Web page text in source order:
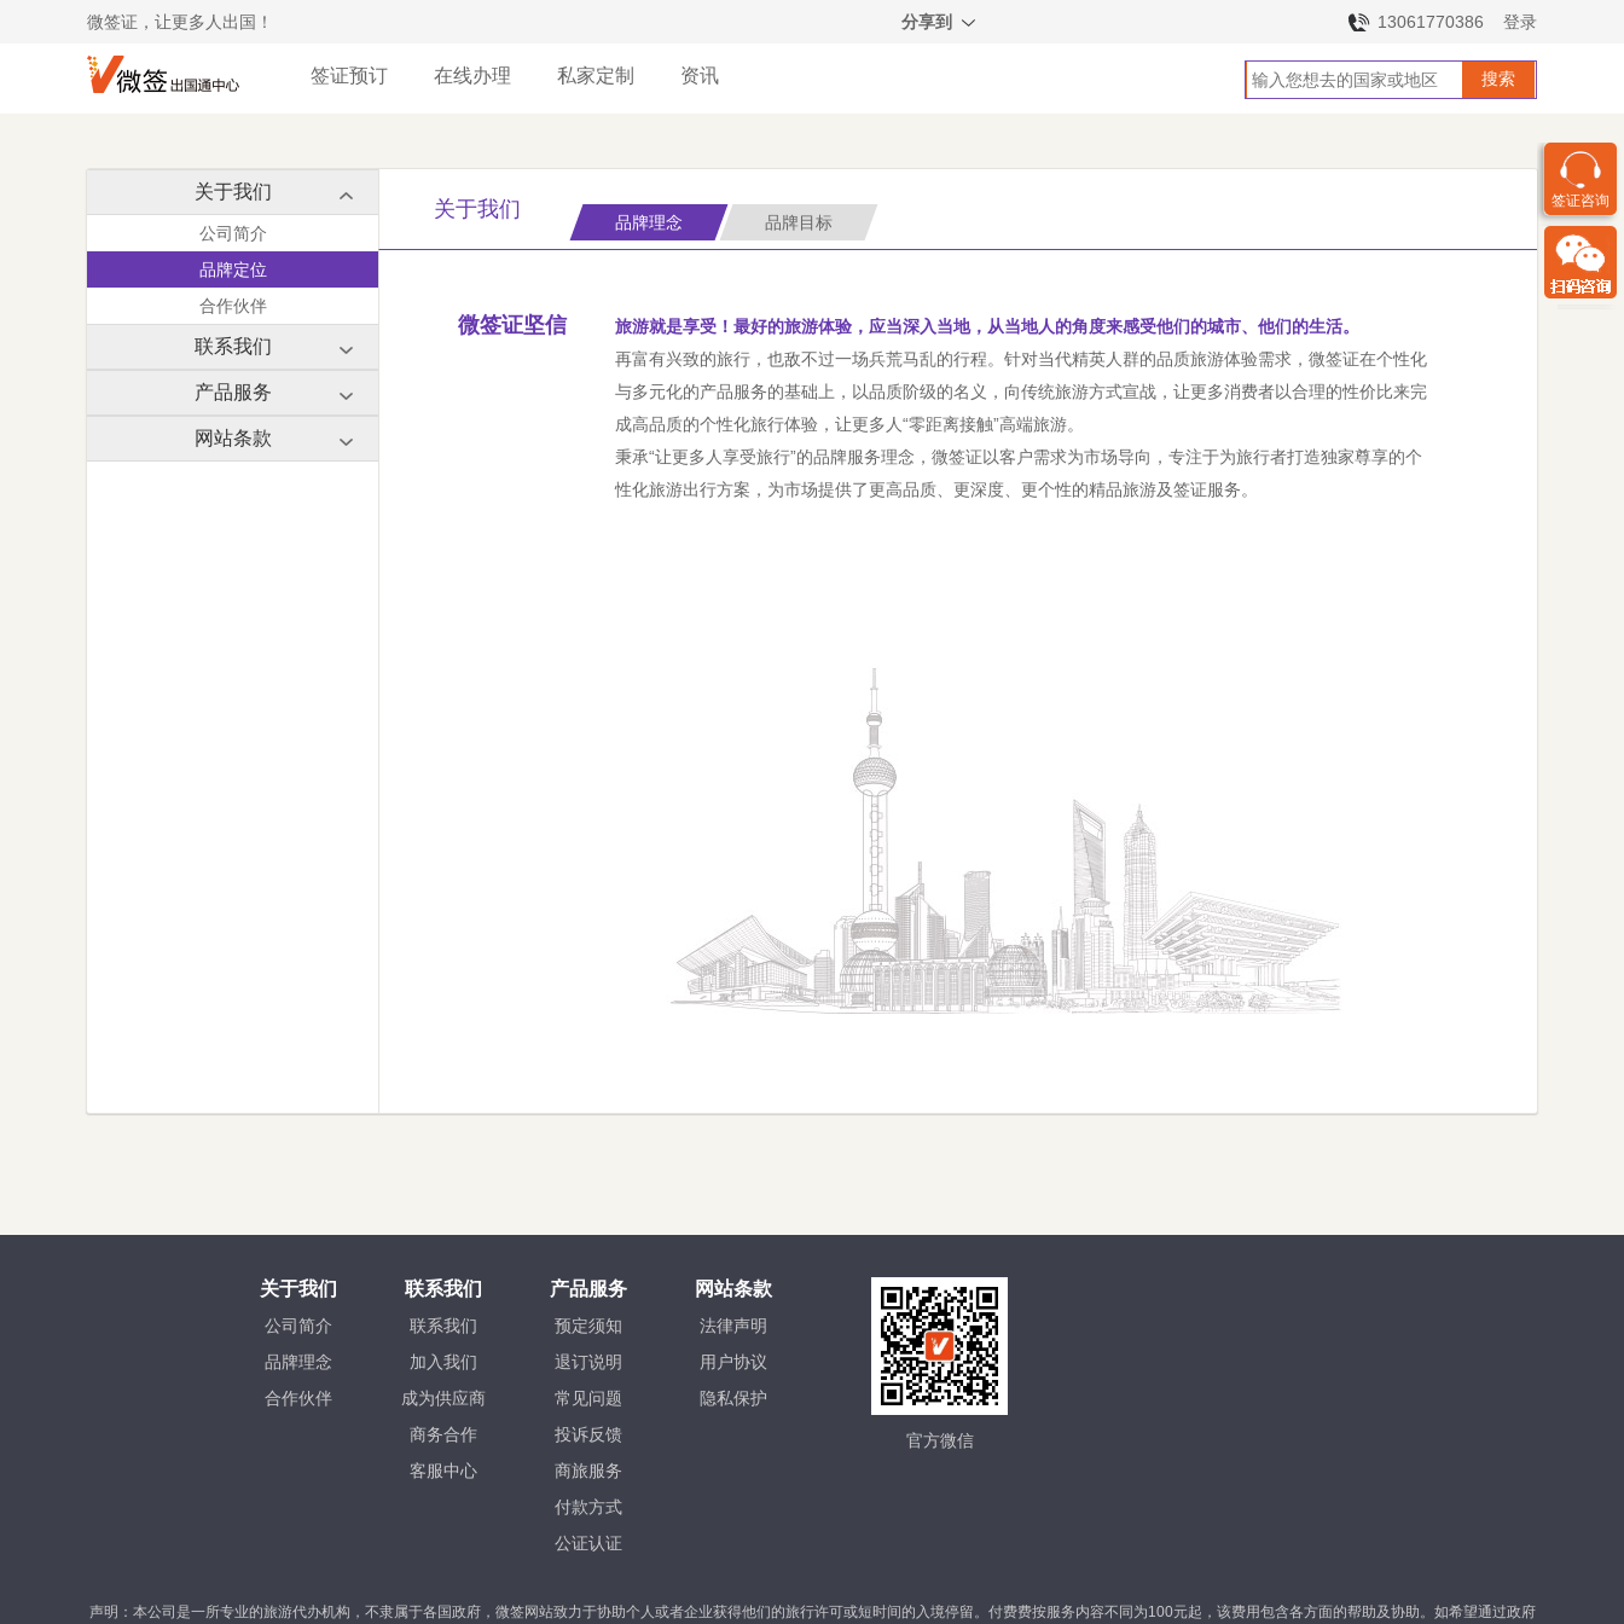
微签证，让更多人出国！ 分享到 13061770386 登录
签证预订 在线办理 私家定制 资讯
关于我们
公司简介
品牌定位
合作伙伴
联系我们
产品服务
网站条款
关于我们
品牌理念 品牌目标
微签证坚信
旅游就是享受！最好的旅游体验，应当深入当地，从当地人的角度来感受他们的城市、他们的生活。
再富有兴致的旅行，也敌不过一场兵荒马乱的行程。针对当代精英人群的品质旅游体验需求，微签证在个性化
与多元化的产品服务的基础上，以品质阶级的名义，向传统旅游方式宣战，让更多消费者以合理的性价比来完
成高品质的个性化旅行体验，让更多人“零距离接触”高端旅游。
秉承“让更多人享受旅行”的品牌服务理念，微签证以客户需求为市场导向，专注于为旅行者打造独家尊享的个
性化旅游出行方案，为市场提供了更高品质、更深度、更个性的精品旅游及签证服务。
签证咨询
关于我们
公司简介
品牌理念
合作伙伴
联系我们
联系我们
加入我们
成为供应商
商务合作
客服中心
产品服务
预定须知
退订说明
常见问题
投诉反馈
商旅服务
付款方式
公证认证
网站条款
法律声明
用户协议
隐私保护
官方微信
声明：本公司是一所专业的旅游代办机构，不隶属于各国政府，微签网站致力于协助个人或者企业获得他们的旅行许可或短时间的入境停留。付费费按服务内容不同为100元起，该费用包含各方面的帮助及协助。如希望通过政府